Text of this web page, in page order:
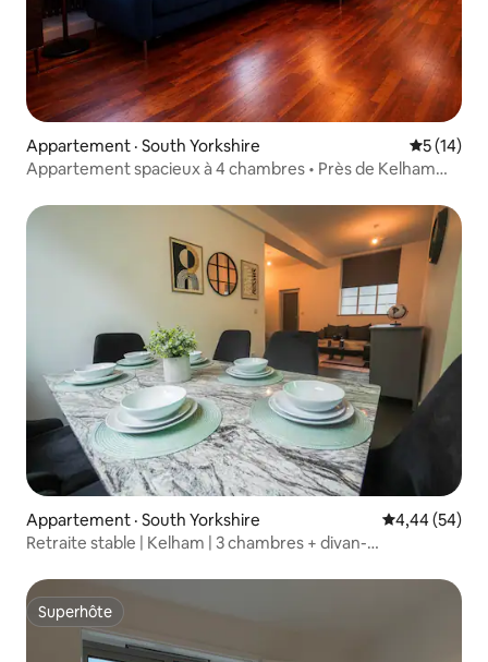
Appartement · South Yorkshire Note
5 (14)
Appartement spacieux à 4 chambres • Près de Kelham
Appartement · South Yorkshire Note
4,44 (54)
Retraite stable | Kelham | 3 chambres + divan-
Superhôte
Superhôte